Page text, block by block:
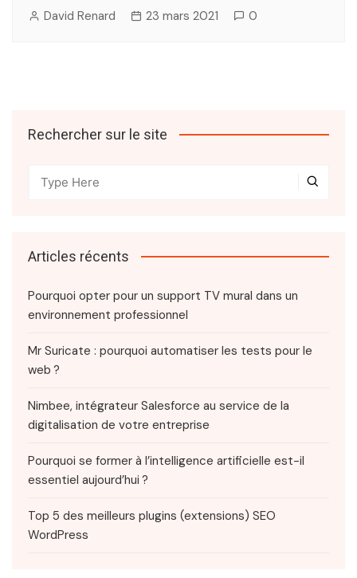
David Renard 23 mars 2021 0
Rechercher sur le site
Articles récents
Pourquoi opter pour un support TV mural dans un
environnement professionnel
Mr Suricate : pourquoi automatiser les tests pour le
web ?
Nimbee, intégrateur Salesforce au service de la
digitalisation de votre entreprise
Pourquoi se former à l’intelligence artificielle est-il
essentiel aujourd’hui ?
Top 5 des meilleurs plugins (extensions) SEO
WordPress